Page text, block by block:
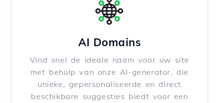
AI Domains
Vind snel de ideale naam voor uw site
met behulp van onze AI-generator, die
unieke, gepersonaliseerde en direct
beschikbare suggesties biedt voor een